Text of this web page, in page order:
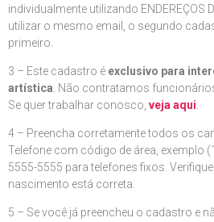
individualmente utilizando ENDEREÇOS
utilizar o mesmo email, o segundo
primeiro.
3 – Este cadastro é exclusivo para
artística . Não contratamos
Se quer trabalhar conosco, veja aqui
4 – Preencha corretamente todos os
Telefone com código de área, exemplo
5555-5555 para telefones fixos.
nascimento está correta.
5 – Se você já preencheu o cadastro e